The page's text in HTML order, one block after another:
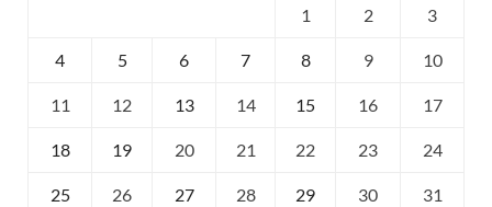
1 2 3
4 5 6 7 8 9 10
11 12 13 14 15 16 17
18 19 20 21 22 23 24
25 26 27 28 29 30 31